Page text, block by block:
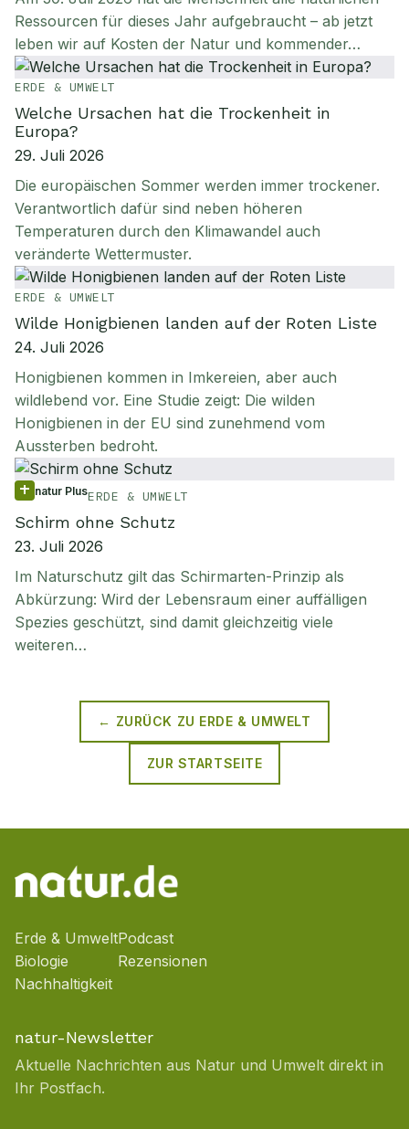
Ressourcen für dieses Jahr aufgebraucht – ab jetzt
leben wir auf Kosten der Natur und kommender…
ERDE & UMWELT
Welche Ursachen hat die Trockenheit in
Europa?
29. Juli 2026
Die europäischen Sommer werden immer trockener.
Verantwortlich dafür sind neben höheren
Temperaturen durch den Klimawandel auch
veränderte Wettermuster.
ERDE & UMWELT
Wilde Honigbienen landen auf der Roten Liste
24. Juli 2026
Honigbienen kommen in Imkereien, aber auch
wildlebend vor. Eine Studie zeigt: Die wilden
Honigbienen in der EU sind zunehmend vom
Aussterben bedroht.
natur PlusERDE & UMWELT
Schirm ohne Schutz
23. Juli 2026
Im Naturschutz gilt das Schirmarten-Prinzip als
Abkürzung: Wird der Lebensraum einer auffälligen
Spezies geschützt, sind damit gleichzeitig viele
weiteren…
← ZURÜCK ZU ERDE & UMWELT
ZUR STARTSEITE
Erde & Umwelt
Biologie
Nachhaltigkeit
Podcast
Rezensionen
natur-Newsletter
Aktuelle Nachrichten aus Natur und Umwelt direkt in
Ihr Postfach.